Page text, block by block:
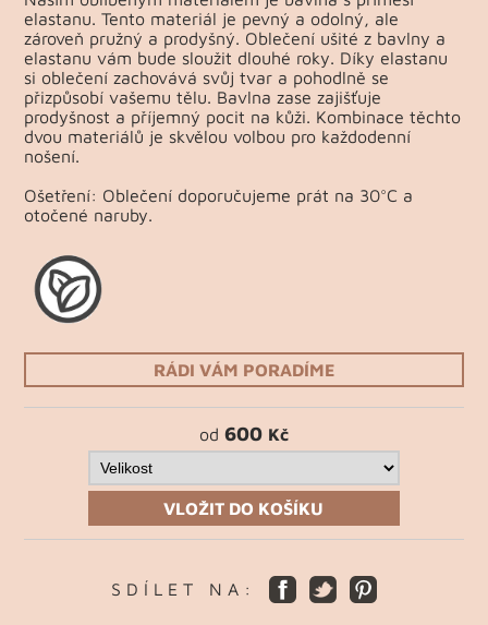
elastanu. Tento materiál je pevný a odolný, ale
zároveň pružný a prodyšný. Oblečení ušité z bavlny a
elastanu vám bude sloužit dlouhé roky. Díky elastanu
si oblečení zachovává svůj tvar a pohodlně se
přizpůsobí vašemu tělu. Bavlna zase zajišťuje
prodyšnost a příjemný pocit na kůži. Kombinace těchto
dvou materiálů je skvělou volbou pro každodenní
nošení.
Ošetření: Oblečení doporučujeme prát na 30°C a
otočené naruby.
RÁDI VÁM PORADÍME
od 600 Kč
VLOŽIT DO KOŠÍKU
S D Í L E T N A :